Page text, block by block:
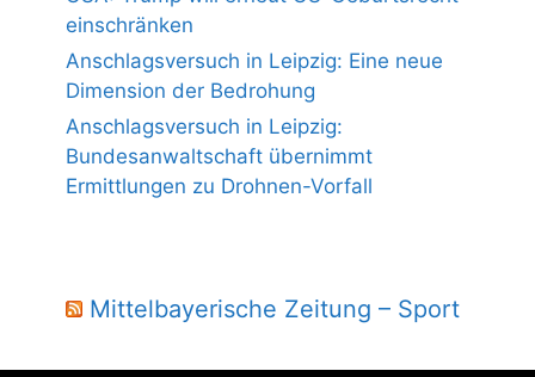
einschränken
Anschlagsversuch in Leipzig: Eine neue
Dimension der Bedrohung
Anschlagsversuch in Leipzig:
Bundesanwaltschaft übernimmt
Ermittlungen zu Drohnen-Vorfall
Mittelbayerische Zeitung – Sport